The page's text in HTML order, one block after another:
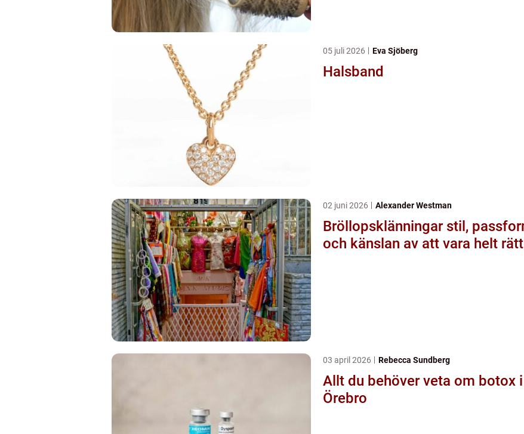
05 juli 2026 Eva Sjöberg
Halsband
02 juni 2026 Alexander Westman
Bröllopsklänningar stil, passform
och känslan av att vara helt rätt
03 april 2026 Rebecca Sundberg
Allt du behöver veta om botox i
Örebro